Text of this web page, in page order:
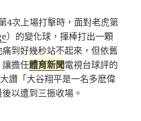
4次上場打擊時，面對老虎第
）的變化球，揮棒打出一顆
到好幾秒站不起來，但依舊
讓擔任體育新聞電視台球評的
讚「大谷翔平是一名多麽偉
以遭到三振收場。